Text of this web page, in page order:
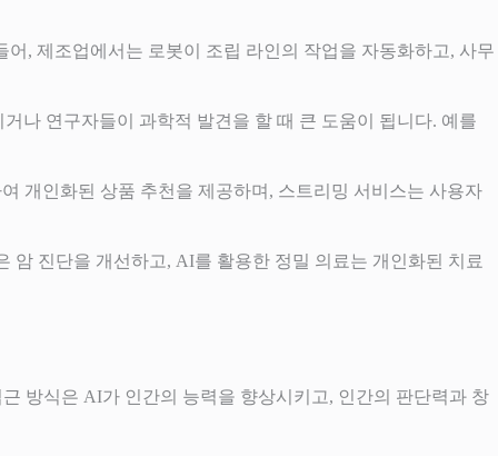
, 제조업에서는 로봇이 조립 라인의 작업을 자동화하고, 사무
나 연구자들이 과학적 발견을 할 때 큰 도움이 됩니다. 예를
개인화된 상품 추천을 제공하며, 스트리밍 서비스는 사용자
암 진단을 개선하고, AI를 활용한 정밀 의료는 개인화된 치료
방식은 AI가 인간의 능력을 향상시키고, 인간의 판단력과 창